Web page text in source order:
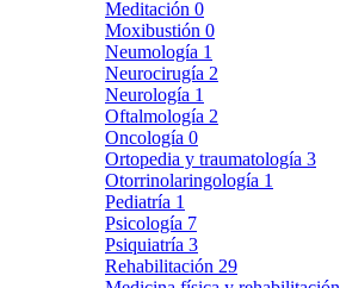
Meditación 0
Moxibustión 0
Neumología 1
Neurocirugía 2
Neurología 1
Oftalmología 2
Oncología 0
Ortopedia y traumatología 3
Otorrinolaringología 1
Pediatría 1
Psicología 7
Psiquiatría 3
Rehabilitación 29